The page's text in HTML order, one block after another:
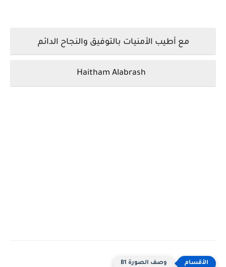
مع أطيب الأمنيات بالتوفيق والنجاح الدائم
Haitham Alabrash
وصف الصورة B1